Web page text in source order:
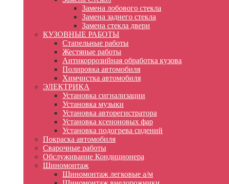
Замена лобового стекла
Замена заднего стекла
Замена стекла двери
КУЗОВНЫЕ РАБОТЫ
Стапельные работы
Жестяные работы
Антикоррозийная обработка кузова
Полировка автомобиля
Химчистка автомобиля
ЭЛЕКТРИКА
Установка сигнализации
Установка музыки
Установка авторегистратора
Установка ксеноновых фар
Установка подогрева сидений
Покраска автомобиля
Сварочные работы
Обслуживание Кондиционера
Шиномонтаж
Шиномонтаж легковые а/м